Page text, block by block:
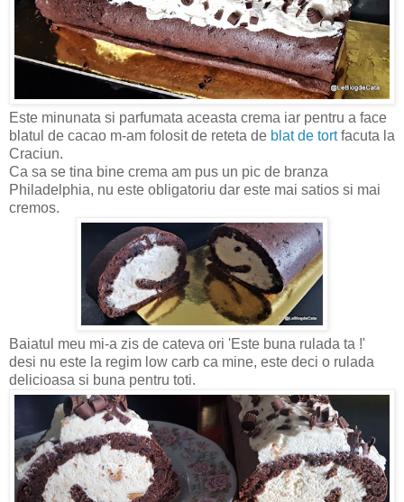
Este minunata si parfumata aceasta crema iar pentru a face
blatul de cacao m-am folosit de reteta de blat de tortfacuta la
Craciun.
Ca sa se tina bine crema am pus un pic de branza
Philadelphia, nu este obligatoriu dar este mai satios si mai
cremos.
Baiatul meu mi-a zis de cateva ori 'Este buna rulada ta !'
desi nu este la regim low carb ca mine, este deci o rulada
delicioasa si buna pentru toti.